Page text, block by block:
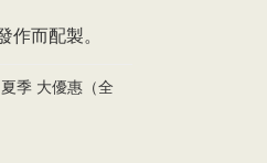
而配製。
季 大優惠（全